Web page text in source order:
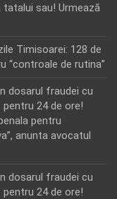
sau! Urmează
Timisoarei: 128 de
“controale de rutina”
dosarul fraudei cu
24 de ore!
pentru
anunta avocatul
dosarul fraudei cu
24 de ore!